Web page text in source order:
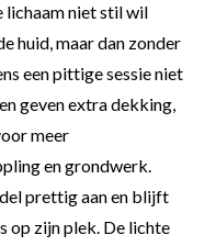
lichaam niet stil wil
huid, maar dan zonder
een pittige sessie niet
geven extra dekking,
meer
en grondwerk.
prettig aan en blijft
op zijn plek. De lichte